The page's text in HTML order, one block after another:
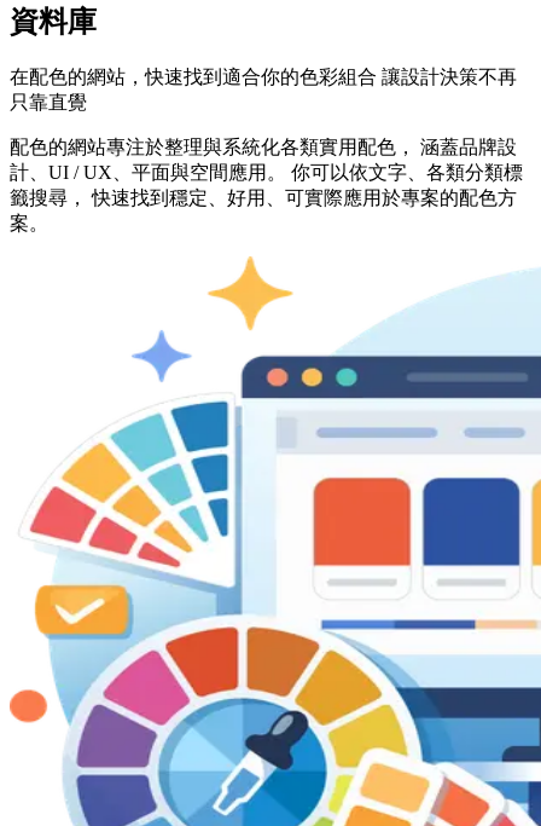
資料庫
在配色的網站，快速找到適合你的色彩組合 讓設計決策不再
只靠直覺
配色的網站專注於整理與系統化各類實用配色， 涵蓋品牌設
計、UI / UX、平面與空間應用。 你可以依文字、各類分類標
籤搜尋， 快速找到穩定、好用、可實際應用於專案的配色方
案。